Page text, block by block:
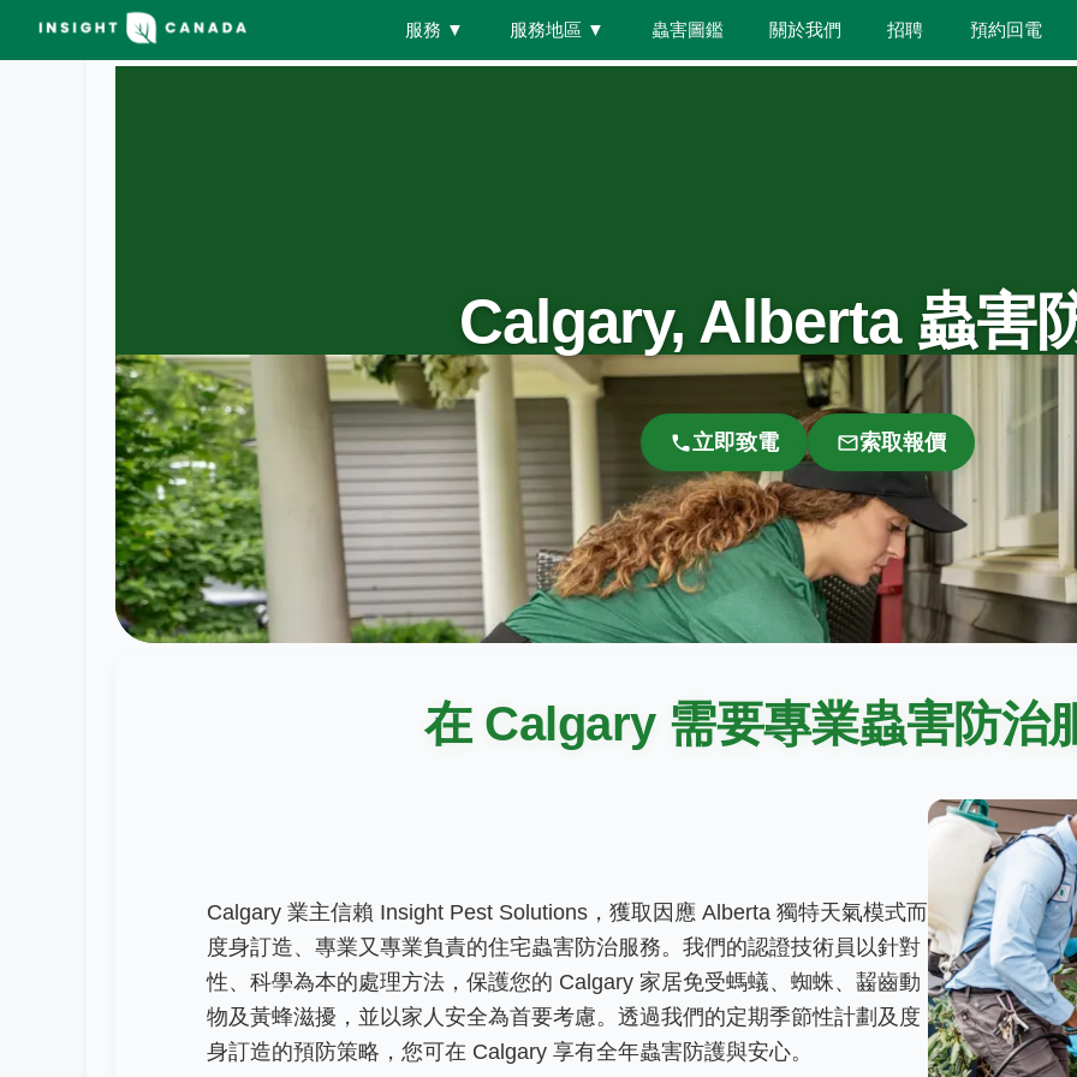
服務 ▼ 服務地區 ▼ 蟲害圖鑑 關於我們 招聘 預約回電
Calgary, Alberta 蟲害
立即致電 索取報價
在 Calgary 需要專業蟲害防治
Calgary 業主信賴 Insight Pest Solutions，獲取因應 Alberta 獨特天氣模式而
度身訂造、專業又專業負責的住宅蟲害防治服務。我們的認證技術員以針對
性、科學為本的處理方法，保護您的 Calgary 家居免受螞蟻、蜘蛛、齧齒動
物及黃蜂滋擾，並以家人安全為首要考慮。透過我們的定期季節性計劃及度
身訂造的預防策略，您可在 Calgary 享有全年蟲害防護與安心。